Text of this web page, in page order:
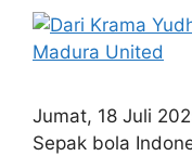
Jumat, 18 Juli
Sepak bola